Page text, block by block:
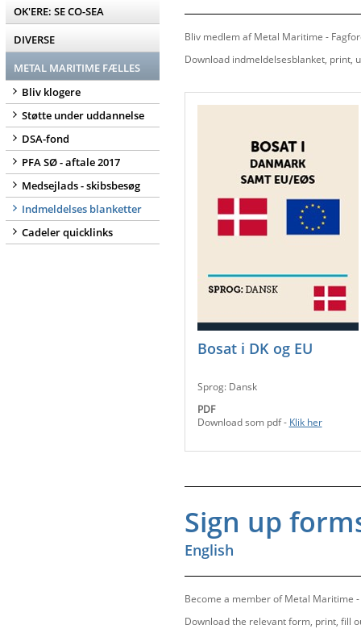
OK'ERE: SE CO-SEA
DIVERSE
METAL MARITIME FÆLLES
Bliv klogere
Støtte under uddannelse
DSA-fond
PFA SØ - aftale 2017
Medsejlads - skibsbesøg
Indmeldelses blanketter
Cadeler quicklinks
Bliv medlem af Metal Maritime -
Download indmeldelsesblanket, print,
Bosat i DK og EU
Sprog: Dansk
PDF
Download som pdf - Klik her
Sign up
English
Become a member of Metal Maritime
Download the relevant form, print, fill